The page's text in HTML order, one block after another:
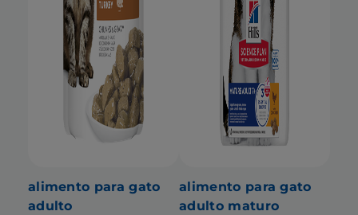
alimento para gato
adulto
alimento para gato
adulto maturo